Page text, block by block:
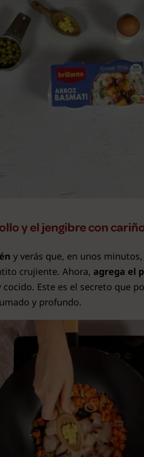
y el jengibre con
y verás que, en unos
crujiente. Ahora, agrega el
Este es el secreto que
y profundo.